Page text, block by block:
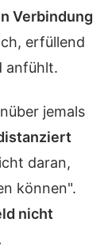
Verbindung
erfüllend
anfühlt.
jemals
daran,
können".
nicht